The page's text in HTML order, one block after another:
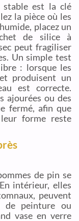
stable est la clé
la pièce où les
placez un
de silice à
peut fragiliser
Un simple test
: lorsque les
produisent un
est correcte.
ajourées ou des
fermé, afin que
forme reste
de pin se
intérieur, elles
peuvent
de peinture ou
vase en verre